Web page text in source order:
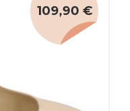
109,90 €